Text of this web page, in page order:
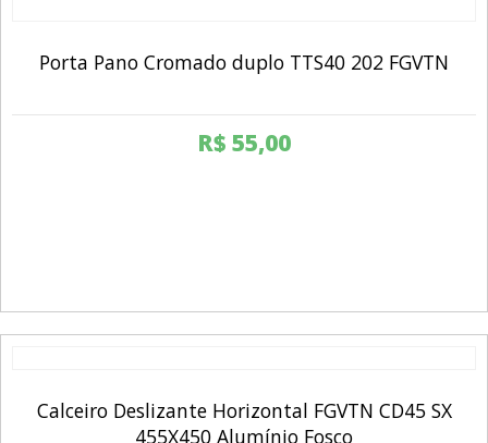
Porta Pano Cromado duplo TTS40 202 FGVTN
R$ 55,00
Calceiro Deslizante Horizontal FGVTN CD45 SX
455X450 Alumínio Fosco